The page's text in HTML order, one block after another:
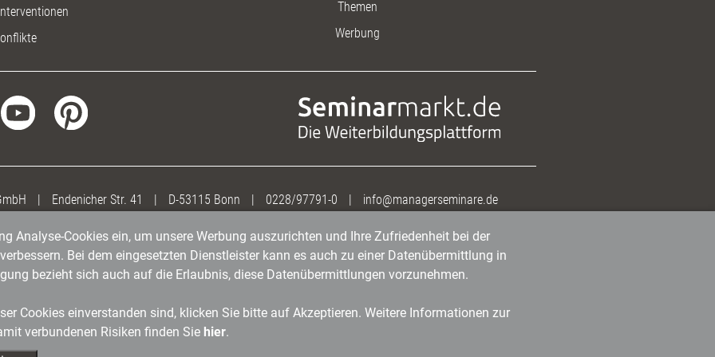
Themen
Werbung
| Endenicher Str. 41 | D-53115 Bonn | 0228/97791-0 | info@managerseminare.de
Analyse-Cookies ein, um unsere Werbung auszurichten und Ihre Zufriedenheit bei der
Bei dem eingesetzten Dienstleister kann es auch zu einer Datenübermittlung in
bezieht sich auch auf die Erlaubnis, diese Datenübermittlungen vorzunehmen.
Cookies einverstanden sind, klicken Sie bitte auf Akzeptieren. Weitere Informationen zur
verbundenen Risiken finden Sie hier.